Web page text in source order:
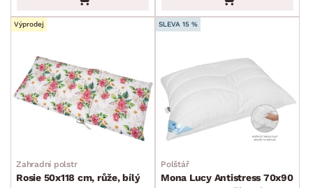
Kuchyňský textil
Stolování a vaření
Zahradní doplňky
Osvětlení
Ukládání a organizace
Drobné bytové doplňky
Vánoce
Výprodej
Zahradní polstr
Rosie 50x118 cm, růže, bílý
SLEVA 15 %
Polštář
Mona Lucy Antistress 70x90